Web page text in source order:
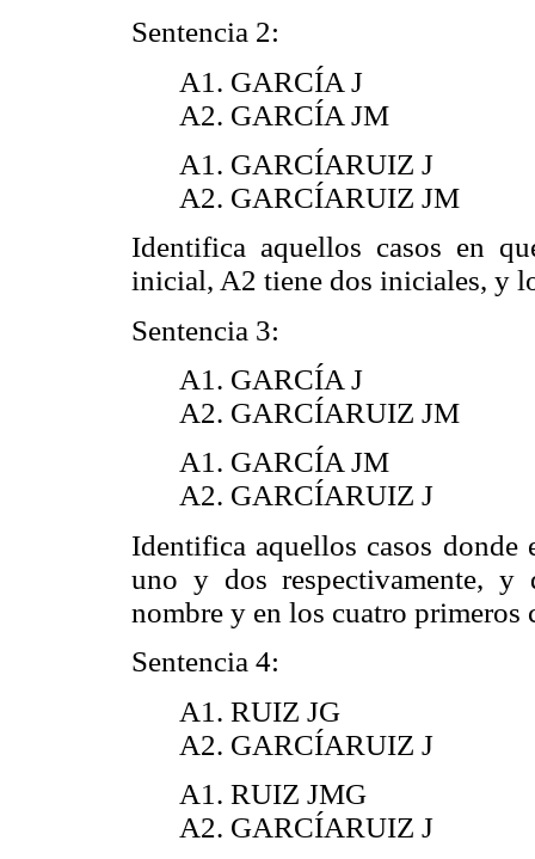
Sentencia 2:
A1. GARCÍA J
A2. GARCÍA JM
A1. GARCÍARUIZ J
A2. GARCÍARUIZ JM
Identifica aquellos casos en
inicial, A2 tiene dos iniciales, y
Sentencia 3:
A1. GARCÍA J
A2. GARCÍARUIZ JM
A1. GARCÍA JM
A2. GARCÍARUIZ J
Identifica aquellos casos
uno y dos respectivamente,
nombre y en los cuatro primeros
Sentencia 4:
A1. RUIZ JG
A2. GARCÍARUIZ J
A1. RUIZ JMG
A2. GARCÍARUIZ J